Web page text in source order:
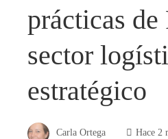
prácticas de
sector
estratégico
Carla Ortega Hace 2